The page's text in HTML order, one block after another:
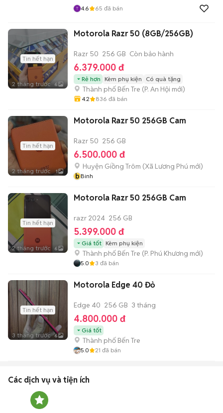
4.6 65 đã bán
Tin hết hạn
2 tháng trước 6
Motorola Razr 50 (8GB/256GB)
Razr 50 256 GB Còn bảo hành
6.379.000 đ
Rẻ hơn Kèm phụ kiện Có quà tặng
Thành phố Bến Tre (P. An Hội mới)
4.2 836 đã bán
Tin hết hạn
2 tháng trước 1
Motorola Razr 50 256GB Cam
Razr 50 256 GB
6.500.000 đ
Huyện Giồng Trôm (Xã Lương Phú mới)
bBinh
Tin hết hạn
2 tháng trước 6
Motorola Razr 50 256GB Cam
razr 2024 256 GB
5.399.000 đ
Giá tốt Kèm phụ kiện
Thành phố Bến Tre (P. Phú Khương mới)
5.0 3 đã bán
Tin hết hạn
3 tháng trước 6
Motorola Edge 40 Đỏ
Edge 40 256 GB 3 tháng
4.800.000 đ
Giá tốt
Thành phố Bến Tre
5.0 21 đã bán
Các dịch vụ và tiện ích